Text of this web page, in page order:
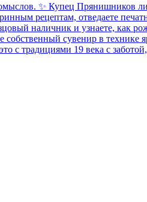
✨ Купец Прянишников
рецептам, отведаете
наличник и узнаете, как
сувенир в технике
с традициями 19 века с